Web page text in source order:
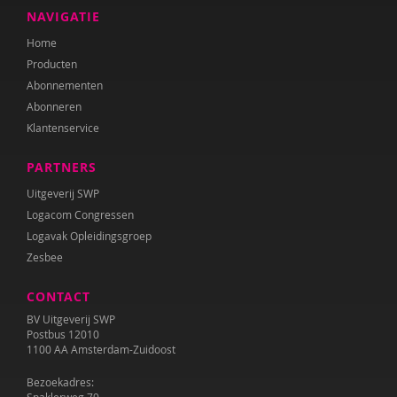
NAVIGATIE
Home
Producten
Abonnementen
Abonneren
Klantenservice
PARTNERS
Uitgeverij SWP
Logacom Congressen
Logavak Opleidingsgroep
Zesbee
CONTACT
BV Uitgeverij SWP
Postbus 12010
1100 AA Amsterdam-Zuidoost
Bezoekadres: